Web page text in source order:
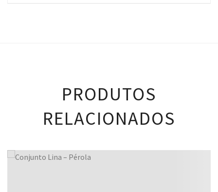
PRODUTOS
RELACIONADOS